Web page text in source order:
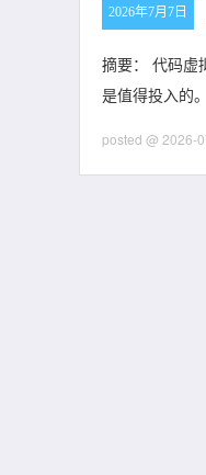
2026年7月7日
摘要： 代码虚
是值得投入的
posted @ 2026-